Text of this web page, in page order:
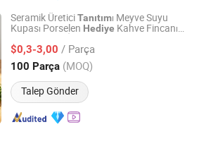
Seramik ÜreticiTanıtımı Meyve Suyu
Kupası Porselen Hediye Kahve Fincanı
Baskılı Seramik Çay Fincanı Seramik
Kahve Fincanı
$0,3-3,00 / Parça
100 Parça (MOQ)
Talep Gönder
Fiyat 2024